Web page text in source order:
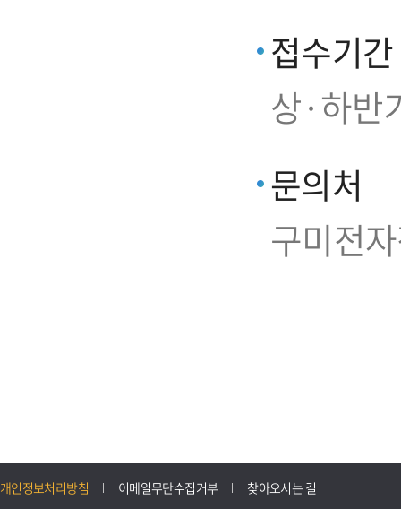
접수기간
상·하반
문의처
구미전
개인정보처리방침 이메일무단수집거부 찾아오시는 길